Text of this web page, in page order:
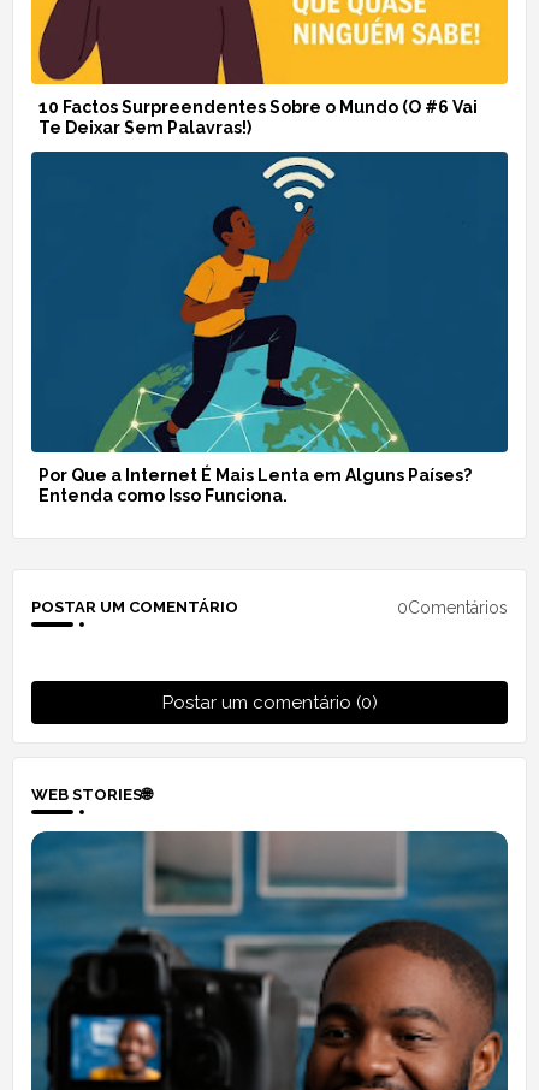
10 Factos Surpreendentes Sobre o Mundo (O #6 Vai
Te Deixar Sem Palavras!)
Por Que a Internet É Mais Lenta em Alguns Países?
Entenda como Isso Funciona.
POSTAR UM COMENTÁRIO 0Comentários
Postar um comentário (0)
WEB STORIES🌐